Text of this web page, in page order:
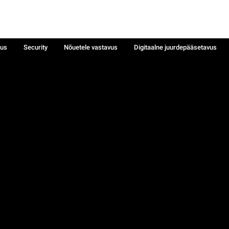
Security Nõuetele vastavus
Digitaalne juurdepääsetavus